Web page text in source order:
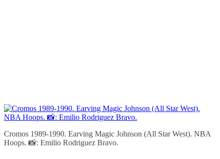
Cromos 1989-1990. Earving Magic Johnson (All Star West). NBA
Hoops. 📸: Emilio Rodriguez Bravo.